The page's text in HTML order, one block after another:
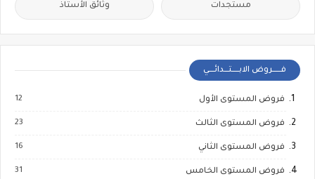
مستجدات وثائق الأستاذ
فــــــروض الابـــــتـــدائــــي
فروض المستوى الأول 12
فروض المستوى الثالث 23
فروض المستوى الثاني 16
فروض المستوى الخامس 31